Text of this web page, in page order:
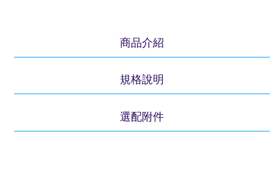
商品介紹
規格說明
選配附件